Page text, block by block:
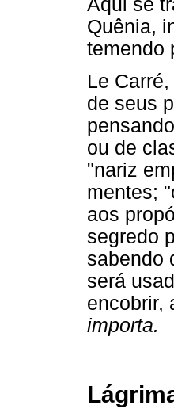
Aqui se
Quênia,
temendo
Le Carré,
de seus
ou de
"nariz
mentes;
aos
segredo
sabendo
será
encobrir,
importa.